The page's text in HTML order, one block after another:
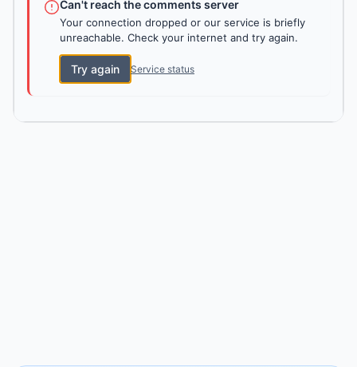
Can't reach the comments server
Your connection dropped or our service is briefly
unreachable. Check your internet and try again.
Try again Service status